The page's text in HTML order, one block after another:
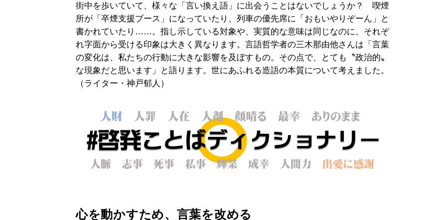
街中を歩いていて、様々な「言い換え語」に出会うことはないでしょうか？ 喫煙
所が「卒煙支援ブース」になっていたり、列車の優先席に「おもいやりぞーん」と
書かれていたり……。指し示している対象や、実質的な意味は同じなのに、それぞ
れ字面から受ける印象は大きく異なります。言語哲学者の三木那由他さんは「言葉
の変化は、私たちの行動に大きな影響を及ぼすもの。その点で、とても〝政治的〟
な現象だと思います」と語ります。世にあふれる造語の本質について考えました。
（ライター・神戸郁人）
心を動かすため、言葉を改める